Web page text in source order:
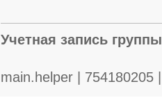
Учетная запись
main.helper |